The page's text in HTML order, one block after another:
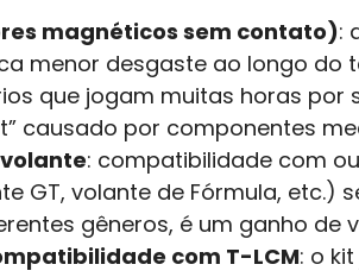
magnéticos sem contato):
menor desgaste ao longo do
que jogam muitas horas
causado por componentes
: compatibilidade com
GT, volante de Fórmula, etc.)
gêneros, é um ganho de
com T-LCM: o